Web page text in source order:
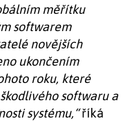
měřítku
softwarem
novějších
ukončením
roku, které
softwaru a
systému,“říká